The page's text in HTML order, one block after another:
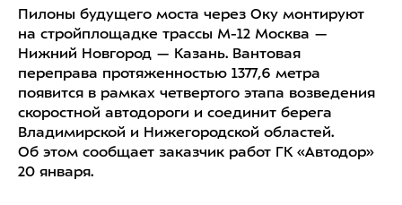
Пилоны будущего моста через Оку монтируют
на стройплощадке трассы М-12 Москва —
Нижний Новгород — Казань. Вантовая
переправа протяженностью 1377,6 метра
появится в рамках четвертого этапа возведения
скоростной автодороги и соединит берега
Владимирской и Нижегородской областей.
Об этом сообщает заказчик работ ГК «Автодор»
20 января.